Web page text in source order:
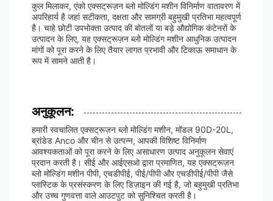
कुल मिलाकर, एंको एक्सट्रूज़न ब्लो मोल्डिंग मशीन विनिर्माण वातावरण में
अपरिहार्य है जहां सटीकता, दक्षता और सामग्री बहुमुखी प्रतिभा महत्वपूर्ण
है। चाहे छोटी उपभोक्ता उत्पाद की बोतलों या बड़े औद्योगिक कंटेनरों के
उत्पादन के लिए, यह एक्सट्रूज़न ब्लो मोल्डिंग मशीन आधुनिक उत्पादन
मांगों को पूरा करने के लिए तैयार लागत प्रभावी और टिकाऊ समाधान के
रूप में सामने आती है।
अनुकूलन:
हमारी स्वचालित एक्सट्रूज़न ब्लो मोल्डिंग मशीन, मॉडल 90D-20L,
ब्रांडेड Anco और चीन से उत्पन्न, आपकी विशिष्ट विनिर्माण
आवश्यकताओं को पूरा करने के लिए असाधारण उत्पाद अनुकूलन सेवाएं
प्रदान करती है। सीई और आईएसओ द्वारा प्रमाणित, यह एक्सट्रूज़न
ब्लो मोल्डिंग मशीन पीपी, एचडीपीई, पीई/पीपी और एचडीपीई/पीपी जैसे
प्लास्टिक के प्रसंस्करण के लिए डिज़ाइन की गई है, जो बहुमुखी प्रतिभा
और उच्च गुणवत्ता वाले आउटपुट को सुनिश्चित करती है।